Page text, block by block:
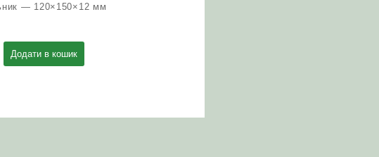
— 120×150×12 мм
Додати в кошик